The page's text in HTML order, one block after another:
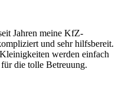
Jahren meine KfZ-
und sehr hilfsbereit.
werden einfach
die tolle Betreuung.